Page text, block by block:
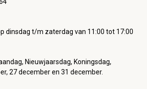
dinsdag t/m zaterdag van 11:00 tot 17:00
Nieuwjaarsdag, Koningsdag,
27 december en 31 december.